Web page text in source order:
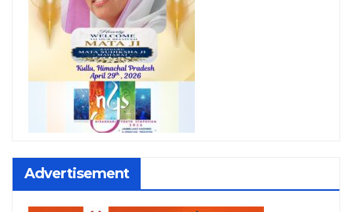
Advertisement